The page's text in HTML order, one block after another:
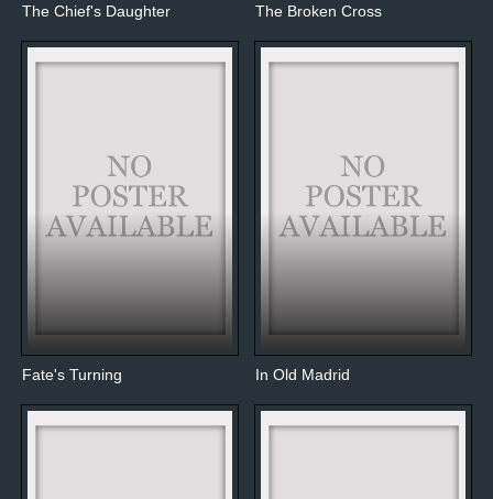
The Chief's Daughter The Broken Cross
Fate's Turning In Old Madrid